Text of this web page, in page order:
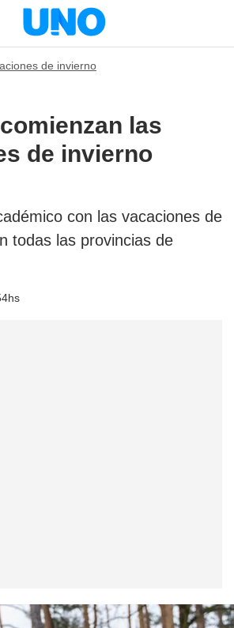
de invierno
las
de invierno
con las vacaciones de
todas las provincias de